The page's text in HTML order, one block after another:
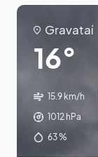
Gravataí
16°
15.9 km/h
1012 hPa
63%